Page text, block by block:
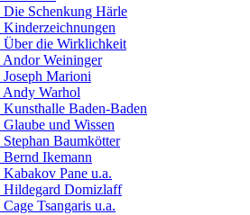
Die Schenkung Härle
Kinderzeichnungen
Über die Wirklichkeit
Andor Weininger
Joseph Marioni
Andy Warhol
Kunsthalle Baden-Baden
Glaube und Wissen
Stephan Baumkötter
Bernd Ikemann
Kabakov Pane u.a.
Hildegard Domizlaff
Cage Tsangaris u.a.